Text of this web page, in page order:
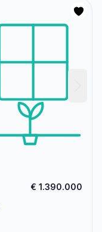
€ 1.390.000